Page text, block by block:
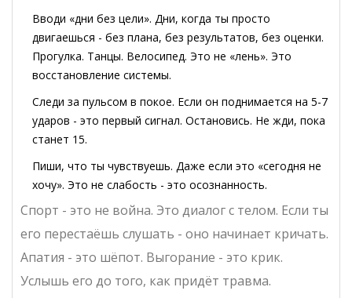
Вводи «дни без цели». Дни, когда ты просто
двигаешься - без плана, без результатов, без оценки.
Прогулка. Танцы. Велосипед. Это не «лень». Это
восстановление системы.
Следи за пульсом в покое. Если он поднимается на 5-7
ударов - это первый сигнал. Остановись. Не жди, пока
станет 15.
Пиши, что ты чувствуешь. Даже если это «сегодня не
хочу». Это не слабость - это осознанность.
Спорт - это не война. Это диалог с телом. Если ты
его перестаёшь слушать - оно начинает кричать.
Апатия - это шёпот. Выгорание - это крик.
Услышь его до того, как придёт травма.